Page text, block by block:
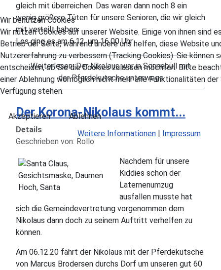
gleich mit überreichen. Das waren dann noch 8 ein
wenig größere Tüten für unsere Senioren, die wir gleich
mit verteilt haben.
Los ging es am 6.12. um 16.00 Uhr
Weiterlesen: Der Nikolaus war in Sönnebüll mit
der Pferdekutsche unterwegs
Der Korona-Nikolaus kommt...
Details
Geschrieben von: Rollo
Nachdem für unsere
Kiddies schon der
Laternenumzug
ausfallen musste hat
sich die Gemeindevertretung vorgenommen dem
Nikolaus dann doch zu seinem Auftritt verhelfen zu
können.
Am 06.12.20 fährt der Nikolaus mit der Pferdekutsche
von Marcus Brodersen durchs Dorf um unseren gut 60
Wir benutzen Cookies
Wir nutzen Cookies auf unserer Website. Einige von ihnen sind
Betrieb der Seite, während andere uns helfen, diese Website
Nutzererfahrung zu verbessern (Tracking Cookies). Sie können
entscheiden, ob Sie die Cookies zulassen möchten. Bitte
einer Ablehnung womöglich nicht mehr alle Funktionalitäten der
Verfügung stehen.
Akzeptieren
Ablehnen
Weitere Informationen| Impressum